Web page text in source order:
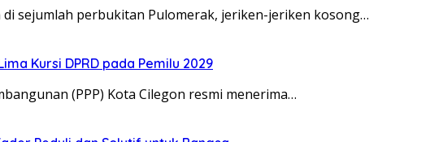
di sejumlah perbukitan Pulomerak, jeriken-jeriken kosong…
Kursi DPRD pada Pemilu 2029
(PPP) Kota Cilegon resmi menerima…